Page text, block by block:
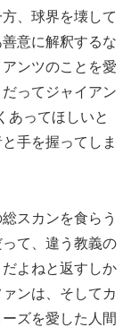
、球界を壊して
意に解釈するな
ンツのことを愛
ってジャイアン
あってほしいと
手を握ってしま
スカンを食らう
て、違う教義の
よねと返すしか
ンは、そしてカ
ズを愛した人間